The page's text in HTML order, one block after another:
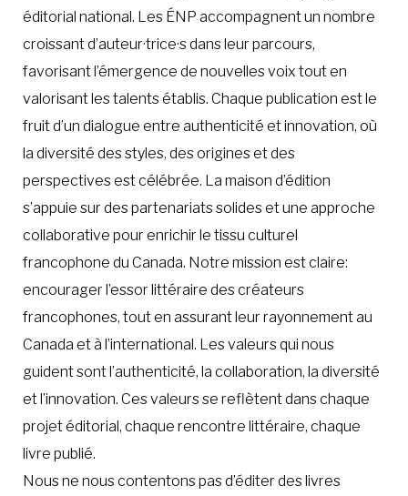
éditorial national. Les ÉNP accompagnent un nombre
croissant d’auteur·trice·s dans leur parcours,
favorisant l’émergence de nouvelles voix tout en
valorisant les talents établis. Chaque publication est le
fruit d’un dialogue entre authenticité et innovation, où
la diversité des styles, des origines et des
perspectives est célébrée. La maison d’édition
s’appuie sur des partenariats solides et une approche
collaborative pour enrichir le tissu culturel
francophone du Canada. Notre mission est claire:
encourager l’essor littéraire des créateurs
francophones, tout en assurant leur rayonnement au
Canada et à l’international. Les valeurs qui nous
guident sont l’authenticité, la collaboration, la diversité
et l’innovation. Ces valeurs se reflètent dans chaque
projet éditorial, chaque rencontre littéraire, chaque
livre publié.
Nous ne nous contentons pas d’éditer des livres